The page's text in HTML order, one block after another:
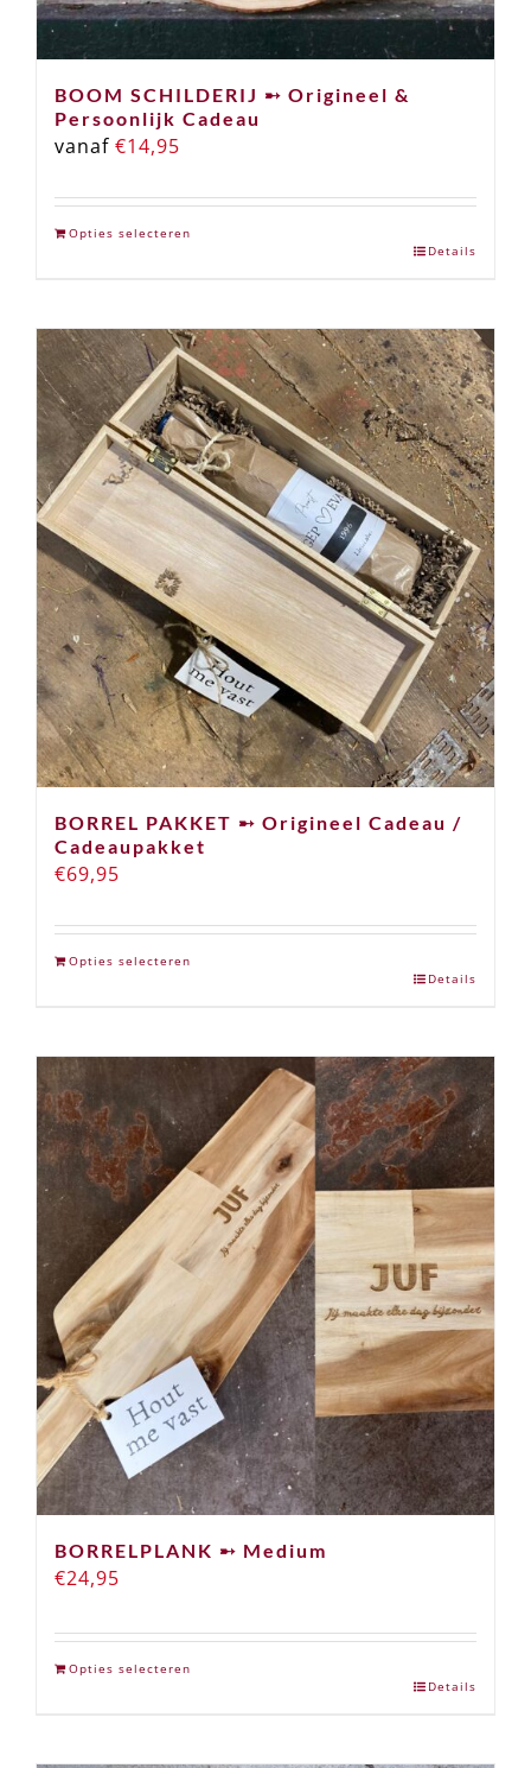
BOOM SCHILDERIJ ➸ Origineel &
Persoonlijk Cadeau
vanaf €14,95
Opties selecteren
Details
BORREL PAKKET ➸ Origineel Cadeau /
Cadeaupakket
€69,95
Opties selecteren
Details
BORRELPLANK ➸ Medium
€24,95
Opties selecteren
Details